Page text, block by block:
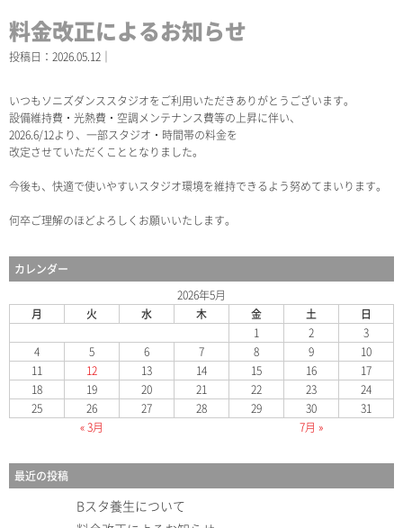
料金改正によるお知らせ
投稿日：2026.05.12｜
いつもソニズダンススタジオをご利用いただきありがとうございます。
設備維持費・光熱費・空調メンテナンス費等の上昇に伴い、
2026.6/12より、一部スタジオ・時間帯の料金を
改定させていただくこととなりました。
今後も、快適で使いやすいスタジオ環境を維持できるよう努めてまいります。
何卒ご理解のほどよろしくお願いいたします。
カレンダー
2026年5月
月
火 水 木 金 土 日
« 3月 7月 »
1 2
3
4
5 6 7 8 9
10
11
12 13 14 15 16
17
18
19 20 21 22 23
24
25
26 27 28 29 30 31
最近の投稿
Bスタ養生について